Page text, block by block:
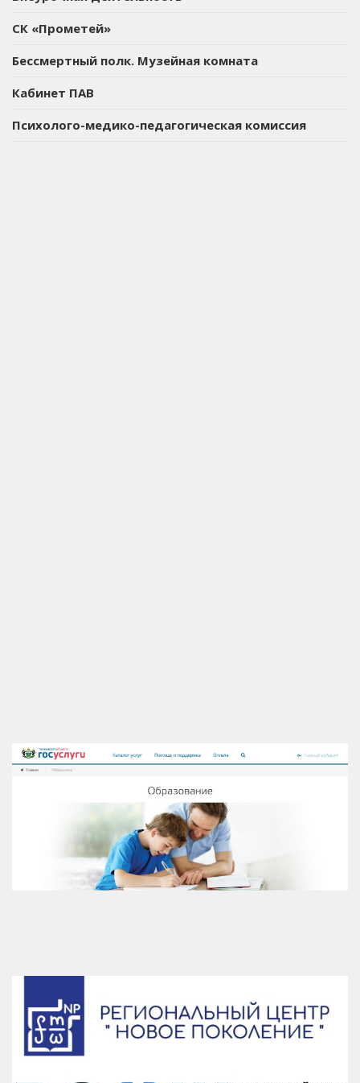
СК «Прометей»
Бессмертный полк. Музейная комната
Кабинет ПАВ
Психолого-медико-педагогическая комиссия